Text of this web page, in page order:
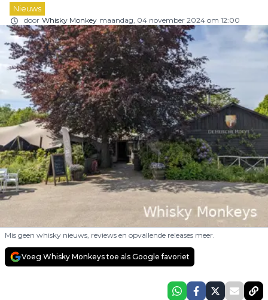
Nieuws
door Whisky Monkey maandag, 04 november 2024 om 12:00
Mis geen whisky nieuws, reviews en opvallende releases meer.
Voeg Whisky Monkeys toe als Google favoriet